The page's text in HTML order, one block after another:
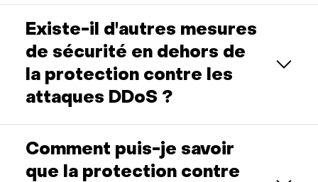
Existe-il d'autres mesures
de sécurité en dehors de
la protection contre les
attaques DDoS ?
Comment puis-je savoir
que la protection contre